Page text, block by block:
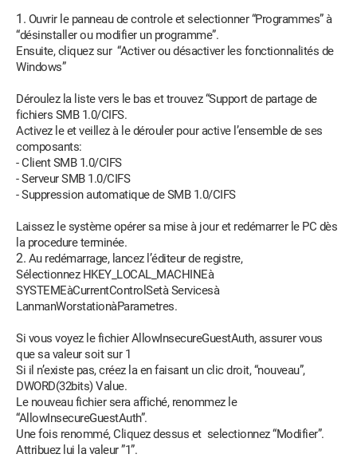
Ouvrir le panneau de controle et selectionner “Programmes” à
“désinstaller ou modifier un programme”.
Ensuite, cliquez sur “Activer ou désactiver les fonctionnalités de
Windows”
Déroulez la liste vers le bas et trouvez “Support de partage de
fichiers SMB 1.0/CIFS.
Activez le et veillez à le dérouler pour active l’ensemble de ses
composants:
- Client SMB 1.0/CIFS
- Serveur SMB 1.0/CIFS
- Suppression automatique de SMB 1.0/CIFS
Laissez le système opérer sa mise à jour et redémarrer le PC dès
la procedure terminée.
Au redémarrage, lancez l’éditeur de registre,
Sélectionnez HKEY_LOCAL_MACHINEà
SYSTEMEàCurrentControlSetà Servicesà
LanmanWorstationàParametres.
Si vous voyez le fichier AllowInsecureGuestAuth, assurer vous
que sa valeur soit sur 1
Si il n’existe pas, créez la en faisant un clic droit, “nouveau”,
DWORD(32bits) Value.
Le nouveau fichier sera affiché, renommez le
“AllowInsecureGuestAuth”.
Une fois renommé, Cliquez dessus et selectionnez “Modifier”.
Attribuez lui la valeur ”1”.